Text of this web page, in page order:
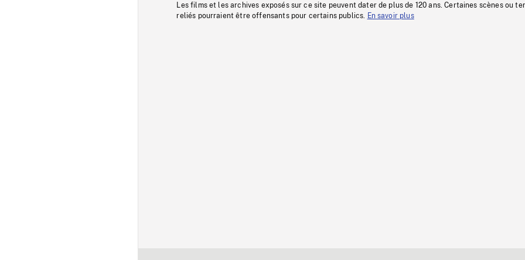
Les films et les archives exposés sur ce site peuvent dater de plus de 120 ans. Certaines scènes ou
reliés pourraient être offensants pour certains publics.
En savoir plus